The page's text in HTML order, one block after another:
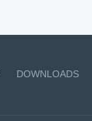
DOWNLOADS